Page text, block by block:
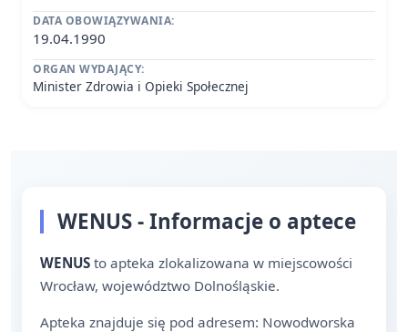
DATA OBOWIĄZYWANIA:
19.04.1990
ORGAN WYDAJĄCY:
Minister Zdrowia i Opieki Społecznej
WENUS - Informacje o aptece
WENUS to apteka zlokalizowana w miejscowości
Wrocław, województwo Dolnośląskie.
Apteka znajduje się pod adresem: Nowodworska